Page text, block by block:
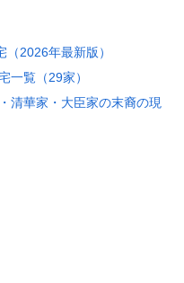
2026年最新版）
一覧（29家）
清華家・大臣家の末裔の現